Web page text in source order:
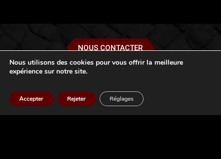
NOUS CONTACTER
Le Traquenard : Un
Portail Vers un Autre
Nous utilisons des cookies pour vous offrir la meilleure
expérience sur notre site.
Accepter Rejeter Réglages